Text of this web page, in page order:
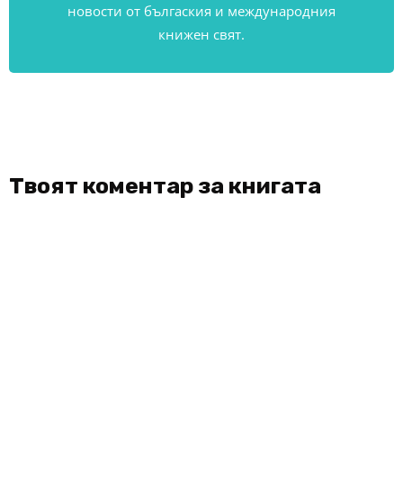
новости от бългаския и международния
книжен свят.
Твоят коментар за книгата